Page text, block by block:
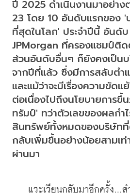
ปี 2025 ดำเนินงานมาอย่า
23 โดย 10 อันดับแรกของ
ที่สุดในโลก' ประจำปีนี้ อันดั
JPMorgan ที่ครองแชมป์ติ
ส่วนอันดับอื่นๆ ก็ยังคงเป็น
จากปีที่แล้ว ซึ่งมีการสลับตำ
และแม้ว่าจะมีเรื่องความขัด
ต่อเนื่องไปถึงนโยบายการ
ทรัมป์' ทว่าตัวเลขของผลกำ
สินทรัพย์ทั้งหมดของบริษัทที่
กลับเพิ่มขึ้นอย่างน้อยสามเ
ผ่านมา
แวะเวียนกลับมาอีกครั้ง...ส